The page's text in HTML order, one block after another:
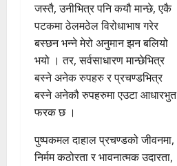
जस्तै, उनीभित्र पनि कयौ मान्छे, एकै
पटकमा ठेलमठेल विरोधाभाष गरेर
बस्छन भन्ने मेरो अनुमान झन बलियो
भयो । तर, सर्वसाधारण मान्छेभित्र
बस्ने अनेक रुपहरु र प्रचण्डभित्र
बस्ने अनेकौ रुपहरुमा एउटा आधारभुत
फरक छ ।
पुष्पकमल दाहाल प्रचण्डको जीवनमा,
निर्मम कठोरता र भावनात्मक उदारता,